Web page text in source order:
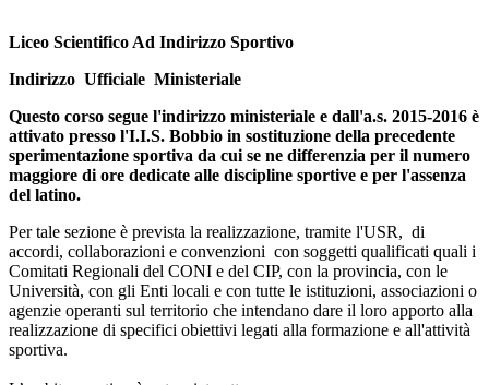
Liceo Scientifico Ad Indirizzo Sportivo
Indirizzo Ufficiale Ministeriale
Questo corso segue l'indirizzo ministeriale e dall'a.s. 2015-2016 è
attivato presso l'I.I.S. Bobbio in sostituzione della precedente
sperimentazione sportiva da cui se ne differenzia per il numero
maggiore di ore dedicate alle discipline sportive e per l'assenza
del latino.
Per tale sezione è prevista la realizzazione, tramite l'USR, di
accordi, collaborazioni e convenzioni con soggetti qualificati quali i
Comitati Regionali del CONI e del CIP, con la provincia, con le
Università, con gli Enti locali e con tutte le istituzioni, associazioni o
agenzie operanti sul territorio che intendano dare il loro apporto alla
realizzazione di specifici obiettivi legati alla formazione e all'attività
sportiva.